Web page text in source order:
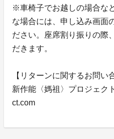
※車椅子でお越しの場合な
な場合には、申し込み画面
ださい。座席割り振りの際
だきます。
【リターンに関するお問い
新作能〈媽祖〉プロジェ
ct.com